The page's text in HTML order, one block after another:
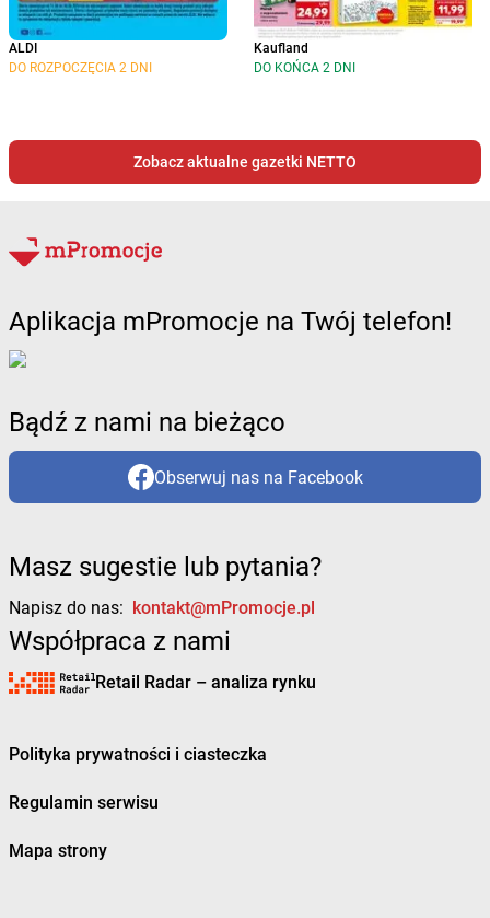
ALDI
DO ROZPOCZĘCIA 2 DNI
Kaufland
DO KOŃCA 2 DNI
Zobacz aktualne gazetki NETTO
Aplikacja mPromocje na Twój telefon!
Bądź z nami na bieżąco
Obserwuj nas na Facebook
Masz sugestie lub pytania?
Napisz do nas: kontakt@mPromocje.pl
Współpraca z nami
Retail Radar – analiza rynku
Polityka prywatności i ciasteczka
Regulamin serwisu
Mapa strony